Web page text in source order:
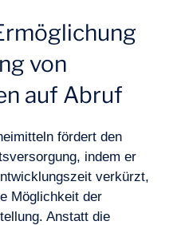
von
auf Abruf
fördert den
indem er
verkürzt,
Möglichkeit der
Anstatt die